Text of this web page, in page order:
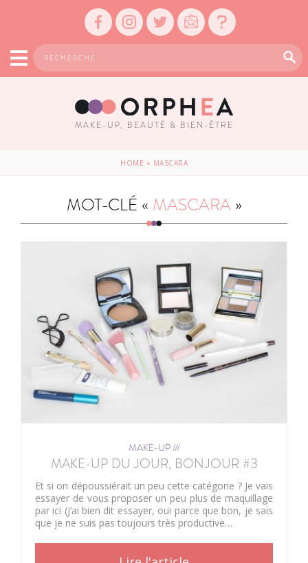
MAKE-UP, BEAUTÉ & BIEN-ÊTRE
HOME » MASCARA
MOT-CLÉ « MASCARA»
MAKE-UP ///
MAKE-UP DU JOUR, BONJOUR #3
Et si on dépoussiérait un peu cette catégorie ? Je vais
essayer de vous proposer un peu plus de maquillage
par ici (j’ai bien dit essayer, oui parce que bon, je sais
que je ne suis pas toujours très productive…